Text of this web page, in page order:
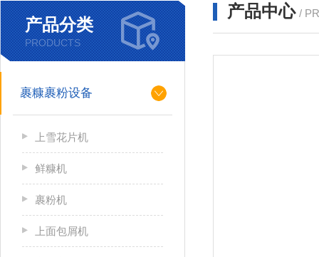
产品分类
PRODUCTS
裹糠裹粉设备
上雪花片机
鲜糠机
裹粉机
上面包屑机
产品中心 /